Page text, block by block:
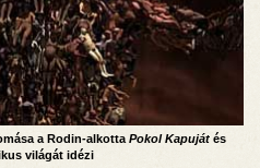
a Rodin-alkotta Pokol Kapuját és
világát idézi